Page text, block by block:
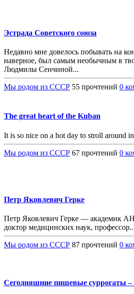
Эстрада Советского союза
Недавно мне довелось побывать на
наверное, был самым необычным в
Людмилы Сенчиной...
Мы родом из СССР 55 прочтений 0
The great heart of the Kuban
It is so nice on a hot day to stroll around
Мы родом из СССР 67 прочтений 0
Петр Яковлевич Герке
Петр Яковлевич Герке — академик
доктор медицинских наук,
Мы родом из СССР 87 прочтений 0
Сегодняшние пищевые суррогаты –